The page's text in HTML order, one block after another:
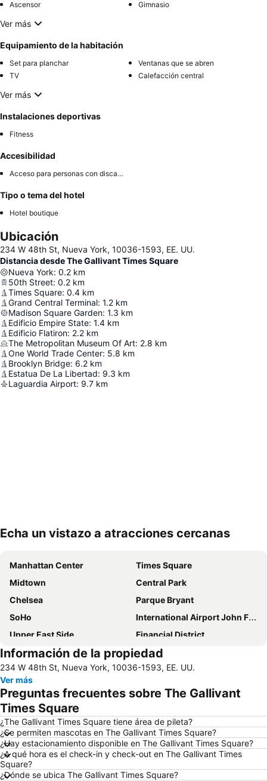
Ascensor Gimnasio
Ver más
Equipamiento de la habitación
Set para planchar
Ventanas que se abren
TV
Calefacción central
Ver más
Instalaciones deportivas
Fitness
Accesibilidad
Acceso para personas con discapacidad
Tipo o tema del hotel
Hotel boutique
Ubicación
234 W 48th St, Nueva York, 10036-1593, EE. UU.
Distancia desde The Gallivant Times Square
Nueva York: 0.2 km
50th Street: 0.2 km
Times Square: 0.4 km
Grand Central Terminal: 1.2 km
Madison Square Garden: 1.3 km
Edificio Empire State: 1.4 km
Edificio Flatiron: 2.2 km
The Metropolitan Museum Of Art: 2.8 km
One World Trade Center: 5.8 km
Brooklyn Bridge: 6.2 km
Estatua De La Libertad: 9.3 km
Laguardia Airport: 9.7 km
Echa un vistazo a atracciones cercanas
Manhattan Center
Times Square
Midtown
Central Park
Chelsea
Parque Bryant
SoHo
International Airport John F. Kennedy
Upper East Side
Financial District
Lower Manhattan
Long Island City
Lower East Side
Harlem
Madison Square Garden
Astoria
Battery Park City
34th St Penn Station Metro Station
Grand Central Terminal
Empire State Building
Fifth Avenue
Upper West Side
Fort Greene
Fort Greene Park
Richmond Hill
Información de la propiedad
234 W 48th St, Nueva York, 10036-1593, EE. UU.
Ver más
Preguntas frecuentes sobre The Gallivant
Times Square
¿The Gallivant Times Square tiene área de pileta?
¿Se permiten mascotas en The Gallivant Times Square?
¿Hay estacionamiento disponible en The Gallivant Times Square?
¿A qué hora es el check-in y check-out en The Gallivant Times
Square?
¿Dónde se ubica The Gallivant Times Square?